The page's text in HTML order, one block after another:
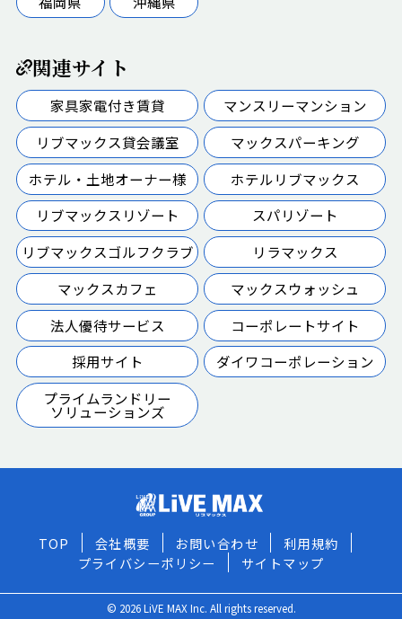
関連サイト
家具家電付き賃貸
マンスリーマンション
リブマックス貸会議室
マックスパーキング
ホテル・土地オーナー様
ホテルリブマックス
リブマックスリゾート
スパリゾート
リブマックスゴルフクラブ
リラマックス
マックスカフェ
マックスウォッシュ
法人優待サービス
コーポレートサイト
採用サイト
ダイワコーポレーション
プライムランドリー
ソリューションズ
TOP 会社概要 お問い合わせ
利用規約
プライバシーポリシー
サイトマップ
© 2026 LiVE MAX Inc. All rights reserved.